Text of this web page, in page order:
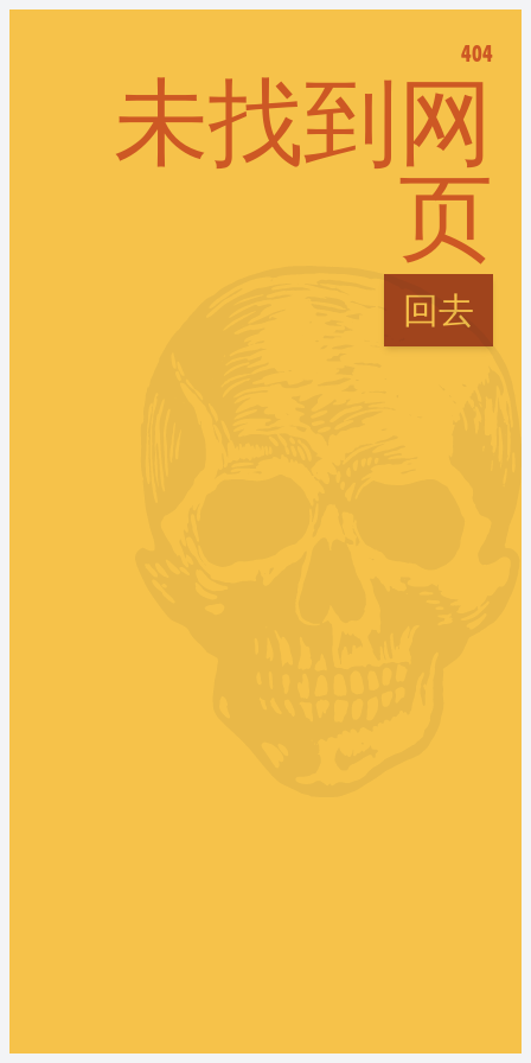
404
未找到网
页
回去